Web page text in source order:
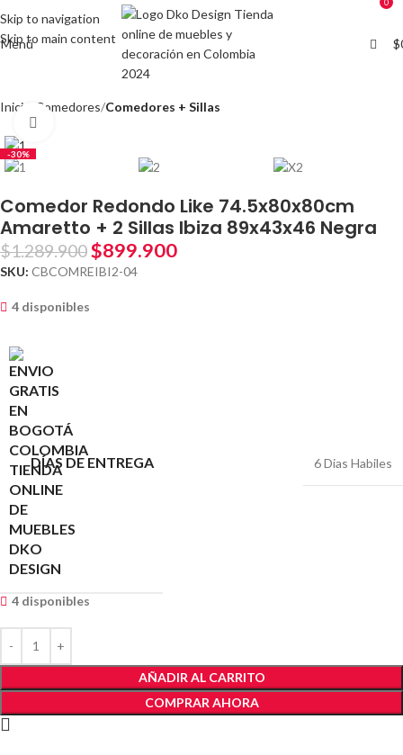
Skip to navigation
Skip to main content
Menú
0
$
Inicio Comedores Comedores + Sillas
-30%
Comedor Redondo Like 74.5x80x80cm
Amaretto + 2 Sillas Ibiza 89x43x46 Negra
$1.289.900$899.900
SKU: CBCOMREIBI2-04
4 disponibles
DÍAS DE ENTREGA 6 Dias Habiles
4 disponibles
AÑADIR AL CARRITO
COMPRAR AHORA